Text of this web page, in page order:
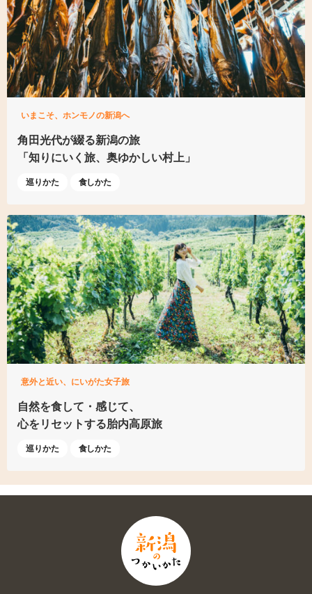
いまこそ、ホンモノの新潟へ
角田光代が綴る新潟の旅
「知りにいく旅、 奥ゆかしい村上」
巡りかた 食しかた
意外と近い、にいがた女子旅
自然を食して・感じて、
心をリセットする胎内高原旅
巡りかた 食しかた